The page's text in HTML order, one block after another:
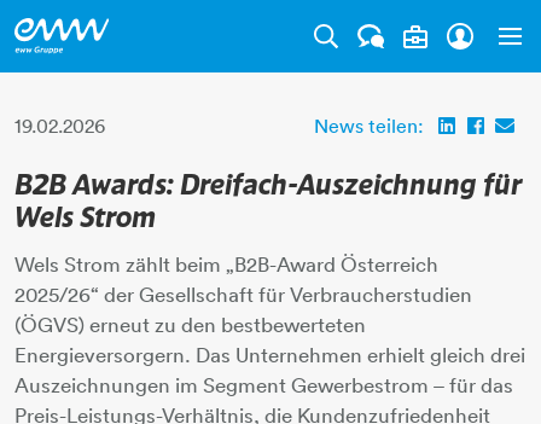
19.02.2026 News teilen:
B2B Awards: Dreifach-Auszeichnung für
Wels Strom
Wels Strom zählt beim „B2B-Award Österreich
2025/26“ der Gesellschaft für Verbraucherstudien
(ÖGVS) erneut zu den bestbewerteten
Energieversorgern. Das Unternehmen erhielt gleich drei
Auszeichnungen im Segment Gewerbestrom – für das
Preis-Leistungs-Verhältnis, die Kundenzufriedenheit